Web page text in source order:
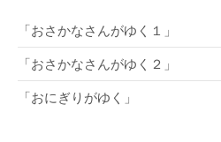
「おさかなさんがゆく１」
「おさかなさんがゆく２」
「おにぎりがゆく」